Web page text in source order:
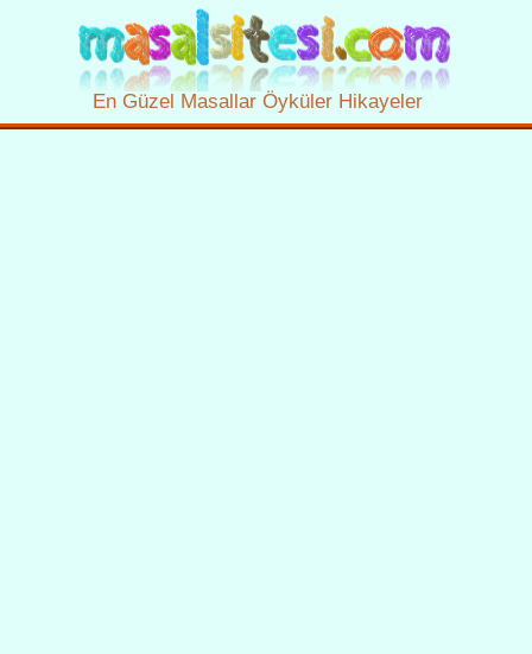
En Güzel Masallar Öyküler Hikayeler